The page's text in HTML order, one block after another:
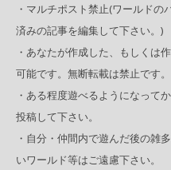
・マルチポスト禁止(ワールド
済みの記事を編集して下さい。)
・あなたが作成した、もしくは
可能です。無断転載は禁止です。
・ある程度遊べるようになって
投稿して下さい。
・自分・仲間内で遊んだ後の雑
いワールド等はご遠慮下さい。